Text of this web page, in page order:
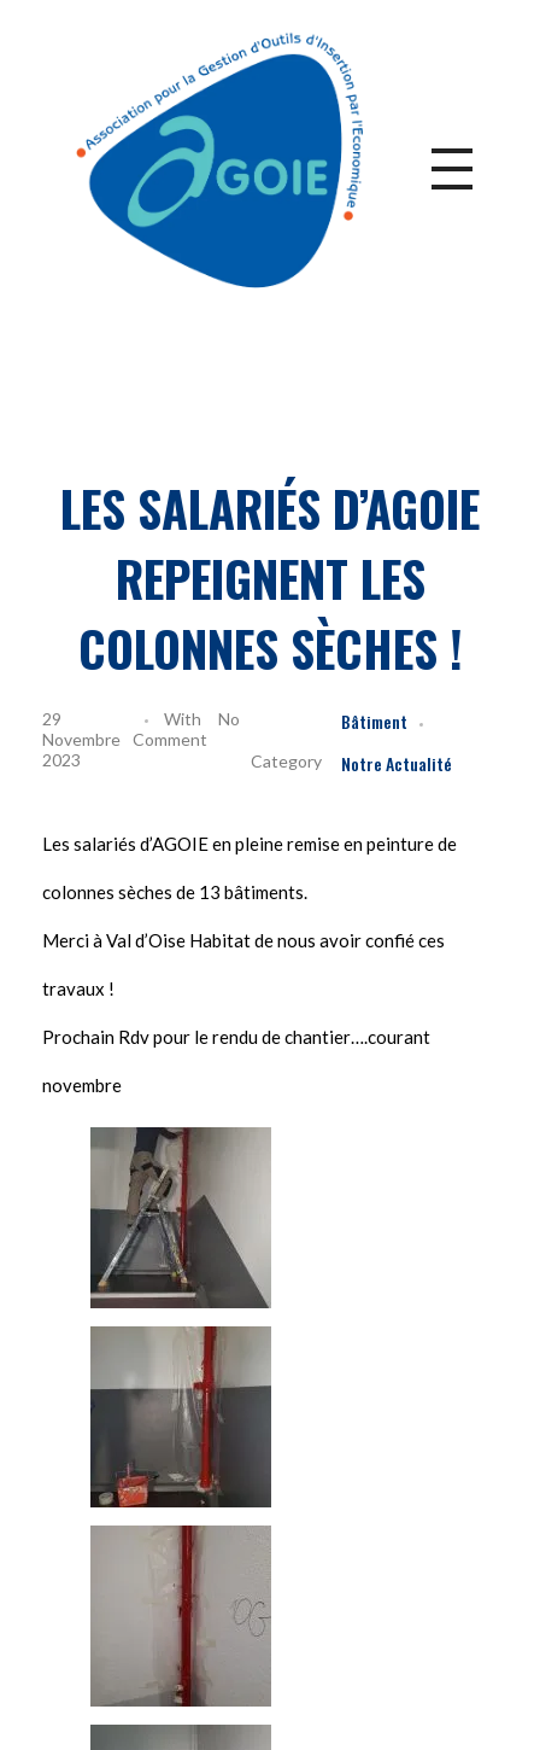
LES SALARIÉS D’AGOIE
REPEIGNENT LES
COLONNES SÈCHES !
29
Novembre
2023
With
No
Comment
Bâtiment
Notre Actualité
Les salariés d’AGOIE en pleine remise en peinture de
colonnes sèches de 13 bâtiments.
Merci à Val d’Oise Habitat de nous avoir confié ces
travaux !
Prochain Rdv pour le rendu de chantier….courant
novembre